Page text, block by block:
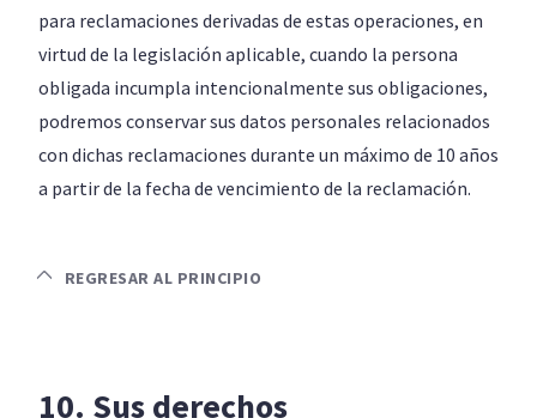
para reclamaciones derivadas de estas operaciones, en
virtud de la legislación aplicable, cuando la persona
obligada incumpla intencionalmente sus obligaciones,
podremos conservar sus datos personales relacionados
con dichas reclamaciones durante un máximo de 10 años
a partir de la fecha de vencimiento de la reclamación.
REGRESAR AL PRINCIPIO
10. Sus derechos